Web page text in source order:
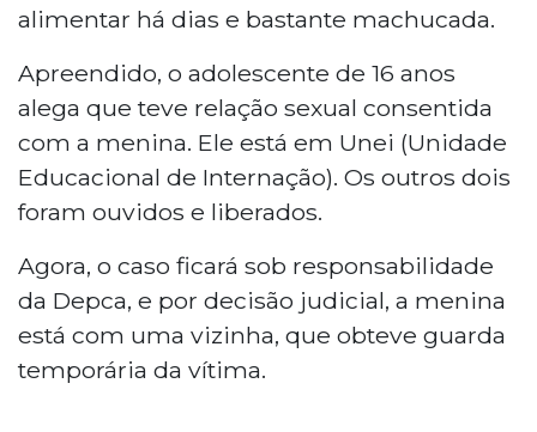
alimentar há dias e bastante machucada.
Apreendido, o adolescente de 16 anos
alega que teve relação sexual consentida
com a menina. Ele está em Unei (Unidade
Educacional de Internação). Os outros dois
foram ouvidos e liberados.
Agora, o caso ficará sob responsabilidade
da Depca, e por decisão judicial, a menina
está com uma vizinha, que obteve guarda
temporária da vítima.